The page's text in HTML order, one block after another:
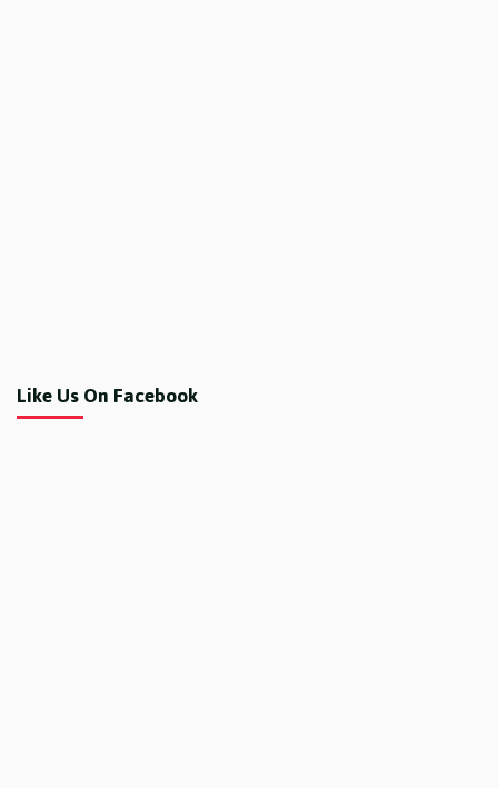
Like Us On Facebook